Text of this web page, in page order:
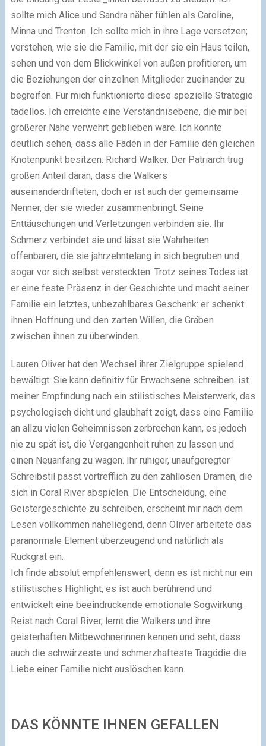
sollte mich Alice und Sandra näher fühlen als Caroline,
Minna und Trenton. Ich sollte mich in ihre Lage versetzen;
verstehen, wie sie die Familie, mit der sie ein Haus teilen,
sehen und von dem Blickwinkel von außen profitieren, um
die Beziehungen der einzelnen Mitglieder zueinander zu
begreifen. Für mich funktionierte diese spezielle Strategie
tadellos. Ich erreichte eine Verständnisebene, die mir bei
größerer Nähe verwehrt geblieben wäre. Ich konnte
deutlich sehen, dass alle Fäden in der Familie den gleichen
Knotenpunkt besitzen: Richard Walker. Der Patriarch trug
großen Anteil daran, dass die Walkers
auseinanderdrifteten, doch er ist auch der gemeinsame
Nenner, der sie wieder zusammenbringt. Seine
Enttäuschungen und Verletzungen verbinden sie. Ihr
Schmerz verbindet sie und lässt sie Wahrheiten
offenbaren, die sie jahrzehntelang in sich begruben und
sogar vor sich selbst versteckten. Trotz seines Todes ist
er eine feste Präsenz in der Geschichte und macht seiner
Familie ein letztes, unbezahlbares Geschenk: er schenkt
ihnen Hoffnung und den zarten Willen, die Gräben
zwischen ihnen zu überwinden.
Lauren Oliver hat den Wechsel ihrer Zielgruppe spielend
bewältigt. Sie kann definitiv für Erwachsene schreiben. ist
meiner Empfindung nach ein stilistisches Meisterwerk, das
psychologisch dicht und glaubhaft zeigt, dass eine Familie
an allzu vielen Geheimnissen zerbrechen kann, es jedoch
nie zu spät ist, die Vergangenheit ruhen zu lassen und
einen Neuanfang zu wagen. Ihr ruhiger, unaufgeregter
Schreibstil passt vortrefflich zu den zahllosen Dramen, die
sich in Coral River abspielen. Die Entscheidung, eine
Geistergeschichte zu schreiben, erscheint mir nach dem
Lesen vollkommen naheliegend, denn Oliver arbeitete das
paranormale Element überzeugend und natürlich als
Rückgrat ein.
Ich finde absolut empfehlenswert, denn es ist nicht nur ein
stilistisches Highlight, es ist auch berührend und
entwickelt eine beeindruckende emotionale Sogwirkung.
Reist nach Coral River, lernt die Walkers und ihre
geisterhaften Mitbewohnerinnen kennen und seht, dass
auch die schwärzeste und schmerzhafteste Tragödie die
Liebe einer Familie nicht auslöschen kann.
DAS KÖNNTE IHNEN GEFALLEN